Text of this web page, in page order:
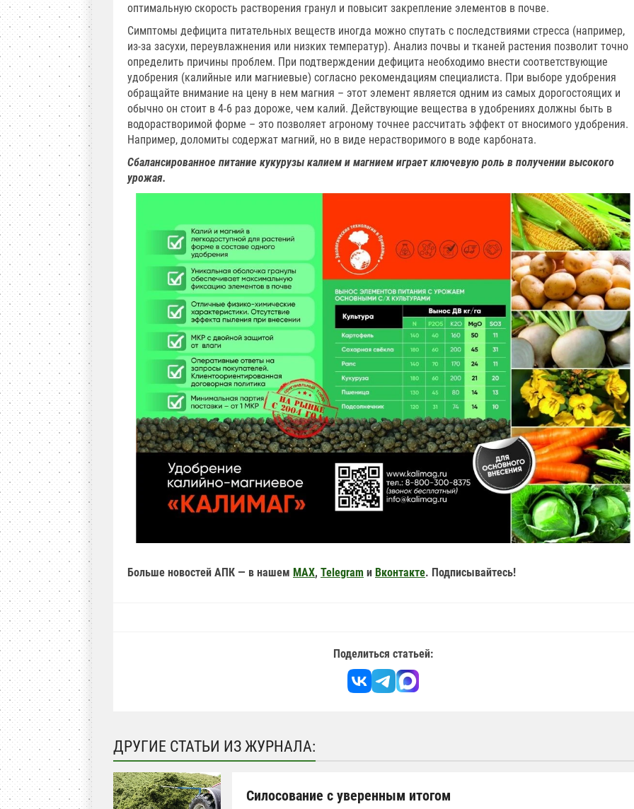
оптимальную скорость растворения гранул и повысит закрепление элементов в почве.
Симптомы дефицита питательных веществ иногда можно спутать с последствиями стресса (например,
из-за засухи, переувлажнения или низких температур). Анализ почвы и тканей растения позволит точно
определить причины проблем. При подтверждении дефицита необходимо внести соответствующие
удобрения (калийные или магниевые) согласно рекомендациям специалиста. При выборе удобрения
обращайте внимание на цену в нем магния – этот элемент является одним из самых дорогостоящих и
обычно он стоит в 4-6 раз дороже, чем калий. Действующие вещества в удобрениях должны быть в
водорастворимой форме – это позволяет агроному точнее рассчитать эффект от вносимого удобрения.
Например, доломиты содержат магний, но в виде нерастворимого в воде карбоната.
Сбалансированное питание кукурузы калием и магнием играет ключевую роль в получении высокого
урожая.
Больше новостей АПК — в нашем MAX, Telegram и Вконтакте. Подписывайтесь!
Поделиться статьей:
ДРУГИЕ СТАТЬИ ИЗ ЖУРНАЛА:
Силосование с уверенным итогом